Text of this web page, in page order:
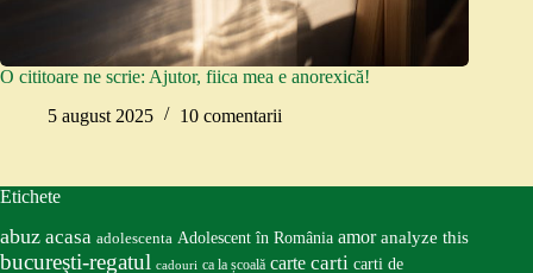
O cititoare ne scrie: Ajutor, fiica mea e anorexică!
5 august 2025
10 comentarii
Etichete
abuz acasa adolescenta Adolescent în România amor analyze this
bucureşti-regatul cadouri ca la școală carte carti carti de